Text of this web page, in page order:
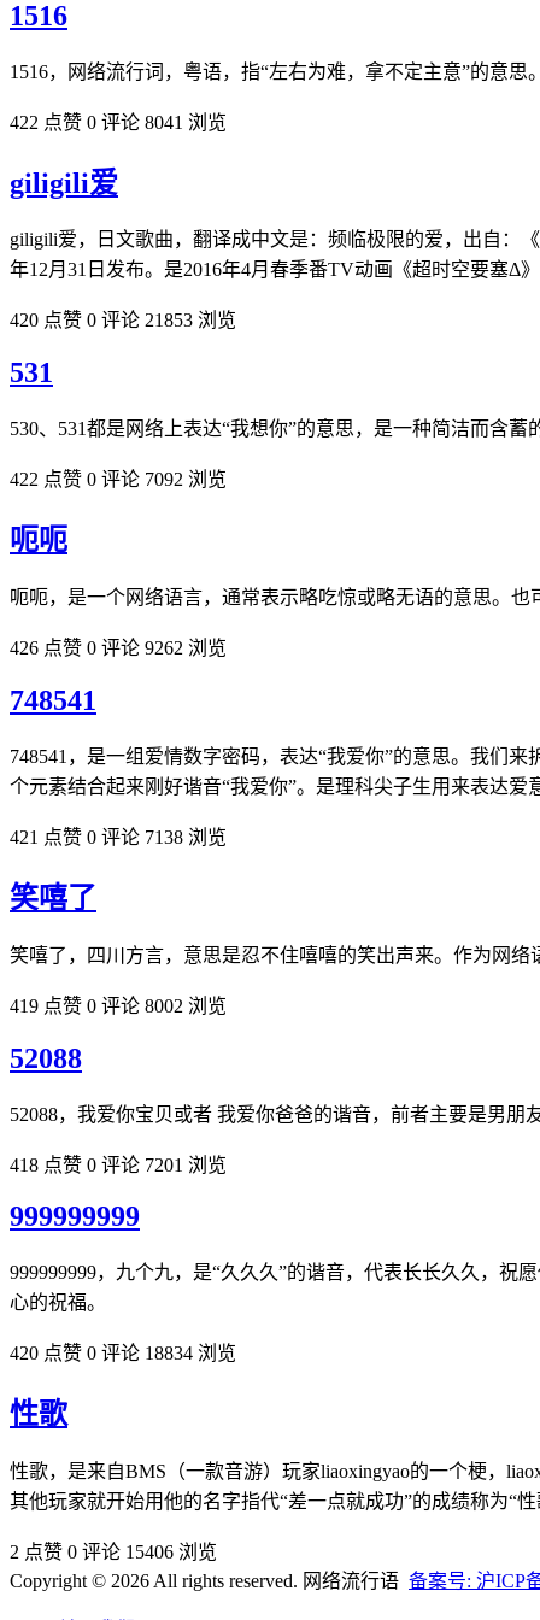
1516
1516，网络流行词，粤语，指“左右为难，拿不定主意”的意
422 点赞 0 评论 8041 浏览
giligili爱
giligili爱，日文歌曲，翻译成中文是：频临极限的爱，出自：
年12月31日发布。是2016年4月春季番TV动画《超时空要塞Δ
420 点赞 0 评论 21853 浏览
531
530、531都是网络上表达“我想你”的意思，是一种简洁而含
422 点赞 0 评论 7092 浏览
呃呃
呃呃，是一个网络语言，通常表示略吃惊或略无语的意思。
426 点赞 0 评论 9262 浏览
748541
748541，是一组爱情数字密码，表达“我爱你”的意思。我们
个元素结合起来刚好谐音“我爱你”。是理科尖子生用来表达爱
421 点赞 0 评论 7138 浏览
笑嘻了
笑嘻了，四川方言，意思是忍不住嘻嘻的笑出声来。作为网
419 点赞 0 评论 8002 浏览
52088
52088，我爱你宝贝或者 我爱你爸爸的谐音，前者主要是男
418 点赞 0 评论 7201 浏览
999999999
999999999，九个九，是“久久久”的谐音，代表长长久久，
心的祝福。
420 点赞 0 评论 18834 浏览
性歌
性歌，是来自BMS（一款音游）玩家liaoxingyao的一个梗，
其他玩家就开始用他的名字指代“差一点就成功”的成绩称为“性
2 点赞 0 评论 15406 浏览
Copyright © 2026 All rights reserved. 网络流行语 备案号: 沪ICP